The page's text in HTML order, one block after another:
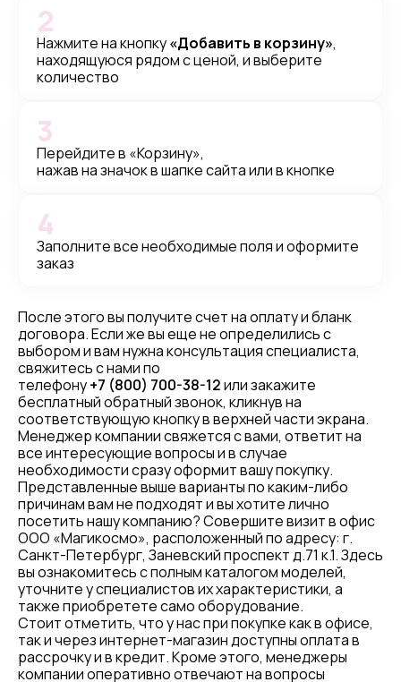
Нажмите на кнопку«Добавить в корзину»,
находящуюся рядом с ценой, и выберите
количество
2
Перейдите в «Корзину»,
нажав на значок в шапке сайта или в кнопке
3
Заполните все необходимые поля и оформите
заказ
4
После этого вы получите счет на оплату и бланк
договора. Если же вы еще не определились с
выбором и вам нужна консультация специалиста,
свяжитесь с нами по
телефону+7 (800) 700-38-12или закажите
бесплатный обратный звонок, кликнув на
соответствующую кнопку в верхней части экрана.
Менеджер компании свяжется с вами, ответит на
все интересующие вопросы и в случае
необходимости сразу оформит вашу покупку.
Представленные выше варианты по каким-либо
причинам вам не подходят и вы хотите лично
посетить нашу компанию? Совершите визит в офис
ООО «Магикосмо», расположенный по адресу: г.
Санкт-Петербург, Заневский проспект д.71 к.1. Здесь
вы ознакомитесь с полным каталогом моделей,
уточните у специалистов их характеристики, а
также приобретете само оборудование.
Стоит отметить, что у нас при покупке как в офисе,
так и через интернет-магазин доступны оплата в
рассрочку и в кредит. Кроме этого, менеджеры
компании оперативно отвечают на вопросы